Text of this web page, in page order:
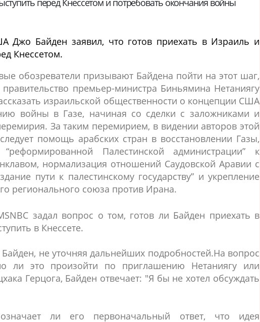
перед Кнессетом и потребовать окончания войны
Джо Байден заявил, что готов приехать в Израиль и
Кнессетом.
обозреватели призывают Байдена пойти на этот шаг,
премьер-министра Биньямина Нетаниягу
израильской общественности о концепции США
войны в Газе, начиная со сделки с заложниками и
За таким перемирием, в видении авторов этой
помощь арабских стран в восстановлении Газы,
Палестинской администрации” к
нормализация отношений Саудовской Аравии с
пути к палестинскому государству” и укрепление
регионального союза против Ирана.
задал вопрос о том, готов ли Байден приехать в
в Кнессете.
Байден, не уточняя дальнейших подробностей.На вопрос
ли это произойти по приглашению Нетаниягу или
Герцога, Байден отвечает: "Я бы не хотел обсуждать
ли его первоначальный ответ, что идея